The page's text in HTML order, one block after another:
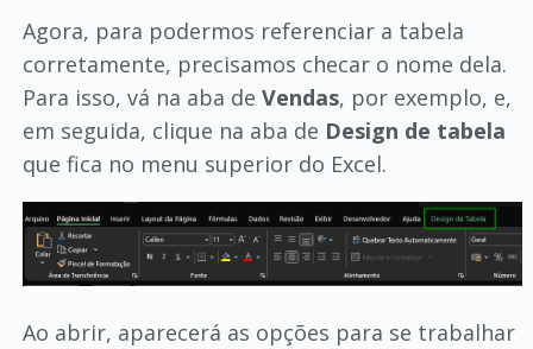
Agora, para podermos referenciar a tabela
corretamente, precisamos checar o nome dela.
Para isso, vá na aba de Vendas, por exemplo, e,
em seguida, clique na aba de Design de tabela
que fica no menu superior do Excel.
Ao abrir, aparecerá as opções para se trabalhar